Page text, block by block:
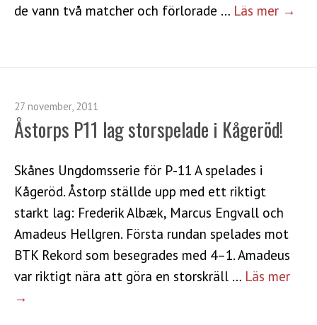
de vann två matcher och förlorade … Läs mer →
27 november, 2011
Åstorps P11 lag storspelade i Kågeröd!
Skånes Ungdomsserie för P-11 A spelades i
Kågeröd. Åstorp ställde upp med ett riktigt
starkt lag: Frederik Albæk, Marcus Engvall och
Amadeus Hellgren. Första rundan spelades mot
BTK Rekord som besegrades med 4–1. Amadeus
var riktigt nära att göra en storskräll … Läs mer
→